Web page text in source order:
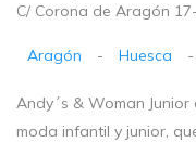
C/ Corona de Aragón
Aragón - Huesca -
Andy´s & Woman
moda infantil y junior,